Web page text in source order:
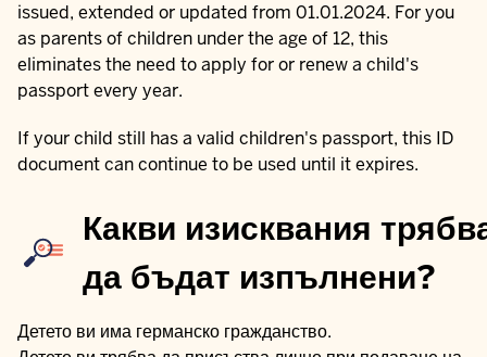
issued, extended or updated from 01.01.2024. For you
as parents of children under the age of 12, this
eliminates the need to apply for or renew a child's
passport every year.
If your child still has a valid children's passport, this ID
document can continue to be used until it expires.
Какви изисквания
да бъдат изпълнени?
Детето ви има германско гражданство.